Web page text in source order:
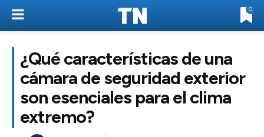
0
¿Qué características de una
cámara de seguridad exterior
son esenciales para el clima
extremo?